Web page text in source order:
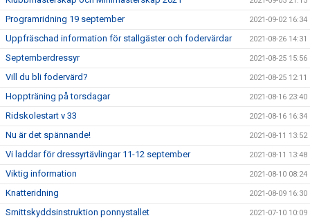
Programridning 19 september 2021-09-02 16:34
Uppfräschad information för stallgäster och fodervärdar 2021-08-26 14:31
Septemberdressyr 2021-08-25 15:56
Vill du bli fodervärd? 2021-08-25 12:11
Hoppträning på torsdagar 2021-08-16 23:40
Ridskolestart v 33 2021-08-16 16:34
Nu är det spännande! 2021-08-11 13:52
Vi laddar för dressyrtävlingar 11-12 september 2021-08-11 13:48
Viktig information 2021-08-10 08:24
Knatteridning 2021-08-09 16:30
Smittskyddsinstruktion ponnystallet 2021-07-10 10:09